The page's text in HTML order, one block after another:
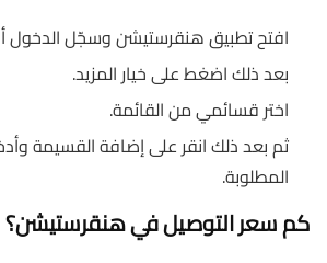
افتح تطبيق هنقرستيشن وسجّل الدخول
بعد ذلك اضغط على خيار المزيد.
اختر قسائمي من القائمة.
ثم بعد ذلك انقر على إضافة القسيمة
المطلوبة.
كم سعر التوصيل في هنقرستيشن؟